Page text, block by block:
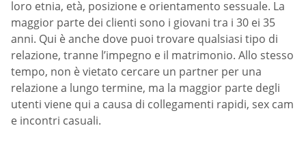
loro etnia, età, posizione e orientamento sessuale. La
maggior parte dei clienti sono i giovani tra i 30 ei 35
anni. Qui è anche dove puoi trovare qualsiasi tipo di
relazione, tranne l’impegno e il matrimonio. Allo stesso
tempo, non è vietato cercare un partner per una
relazione a lungo termine, ma la maggior parte degli
utenti viene qui a causa di collegamenti rapidi, sex cam
e incontri casuali.